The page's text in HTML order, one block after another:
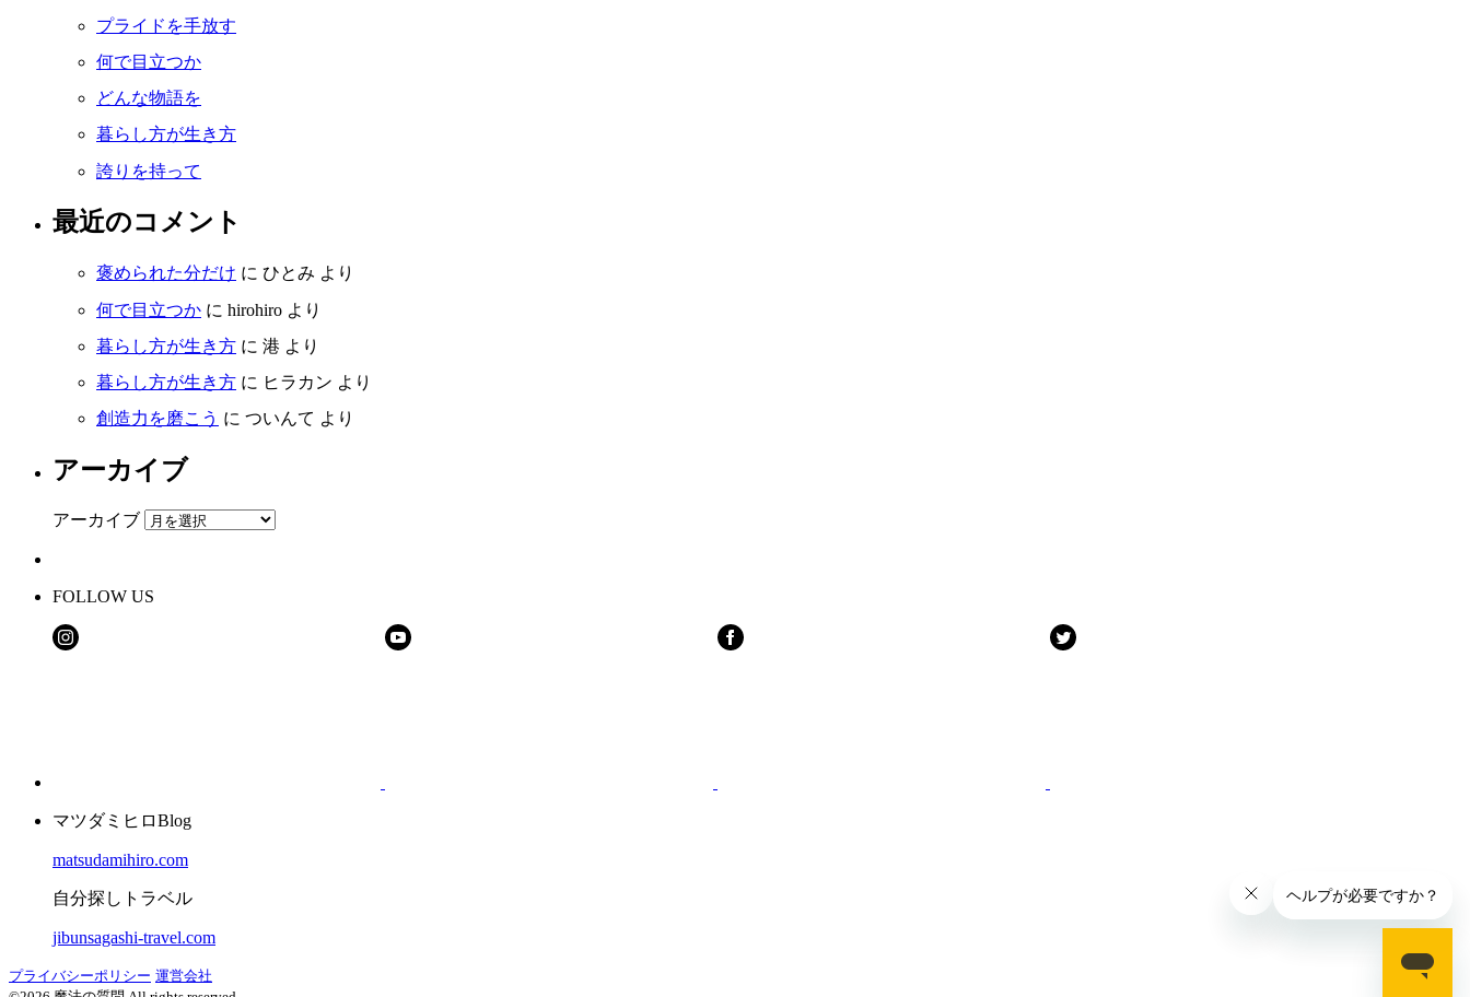
プライドを手放す
何で目立つか
どんな物語を
暮らし方が生き方
誇りを持って
最近のコメント
褒められた分だけ に ひとみ より
何で目立つか に hirohiro より
暮らし方が生き方 に 港 より
暮らし方が生き方 に ヒラカン より
創造力を磨こう に ついんて より
アーカイブ
アーカイブ
FOLLOW US
マツダミヒロBlog
matsudamihiro.com
自分探しトラベル
jibunsagashi-travel.com
プライバシーポリシー 運営会社